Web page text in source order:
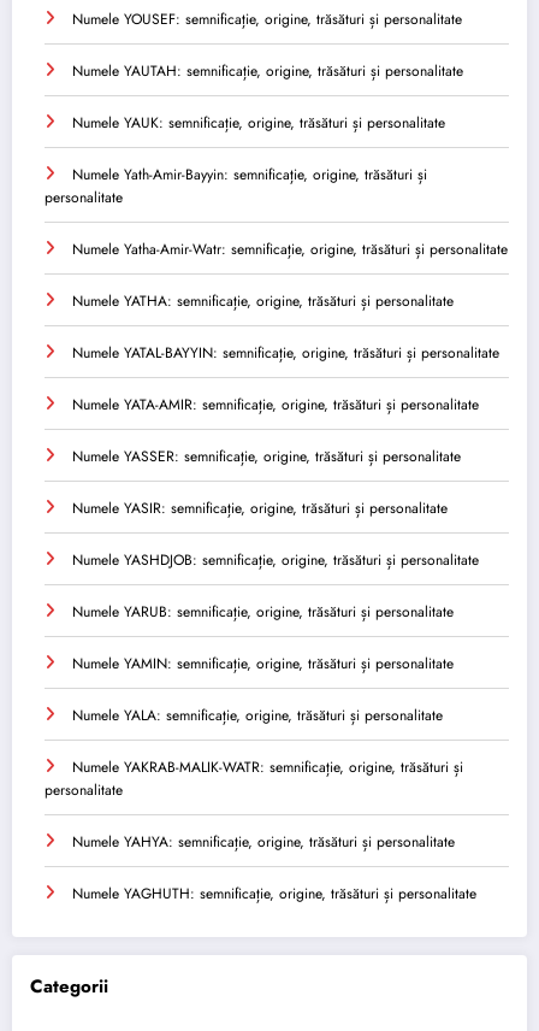
Numele YOUSEF: semnificație, origine, trăsături și personalitate
Numele YAUTAH: semnificație, origine, trăsături și personalitate
Numele YAUK: semnificație, origine, trăsături și personalitate
Numele Yath-Amir-Bayyin: semnificație, origine, trăsături și
personalitate
Numele Yatha-Amir-Watr: semnificație, origine, trăsături și personalitate
Numele YATHA: semnificație, origine, trăsături și personalitate
Numele YATAL-BAYYIN: semnificație, origine, trăsături și personalitate
Numele YATA-AMIR: semnificație, origine, trăsături și personalitate
Numele YASSER: semnificație, origine, trăsături și personalitate
Numele YASIR: semnificație, origine, trăsături și personalitate
Numele YASHDJOB: semnificație, origine, trăsături și personalitate
Numele YARUB: semnificație, origine, trăsături și personalitate
Numele YAMIN: semnificație, origine, trăsături și personalitate
Numele YALA: semnificație, origine, trăsături și personalitate
Numele YAKRAB-MALIK-WATR: semnificație, origine, trăsături și
personalitate
Numele YAHYA: semnificație, origine, trăsături și personalitate
Numele YAGHUTH: semnificație, origine, trăsături și personalitate
Categorii